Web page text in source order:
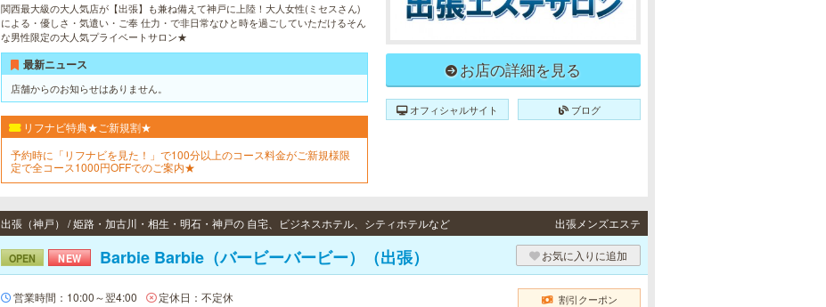
関西最大級の大人気店が【出張】も兼ね備えて神戸に上陸！大人女性(ミセスさん)
による・優しさ・気遣い・ご奉 仕力・で非日常なひと時を過ごしていただけるそん
な男性限定の大人気プライベートサロン★
最新ニュース
店舗からのお知らせはありません。
リフナビ特典★ご新規割★
予約時に「リフナビを見た！」で100分以上のコース料金がご新規様限
定で全コース1000円OFFでのご案内★
お店の詳細を見る
オフィシャルサイト ブログ
出張（神戸） / 姫路・加古川・相生・明石・神戸の 自宅、ビジネスホテル、シティホテルなど 出張メンズエステ
OPEN NEW Barbie Barbie（バービーバービー）（出張） お気に入りに追加
営業時間：10:00～翌4:00 定休日：不定休 割引クーポン